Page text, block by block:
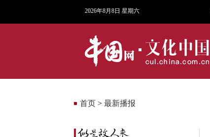
2026年8月8日 星期六
首页 > 最新播报